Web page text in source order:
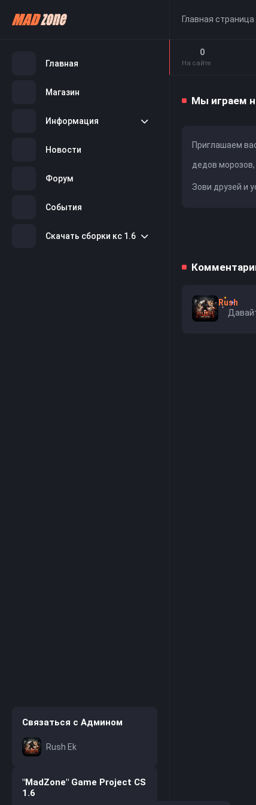
Главная страница
Главная
Магазин
Информация
Новости
Форум
События
Скачать сборки кс 1.6
Связаться с Админом
Rush Ek
"MadZone" Game Project CS
1.6
0
На сайте
Мы играем
Приглашаем
дедов
Зови друзей и
Rush